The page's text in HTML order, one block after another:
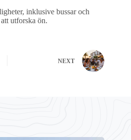
inklusive bussar och
utforska ön.
NEXT